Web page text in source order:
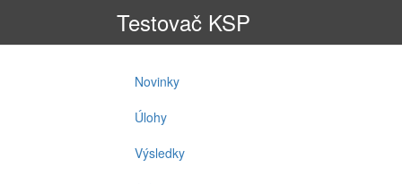
Testovač KSP
Novinky
Úlohy
Výsledky